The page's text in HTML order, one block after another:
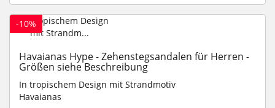
-10%
Havaianas Hype - Zehenstegsandalen für Herren -
Größen siehe Beschreibung
In tropischem Design mit Strandmotiv
Havaianas